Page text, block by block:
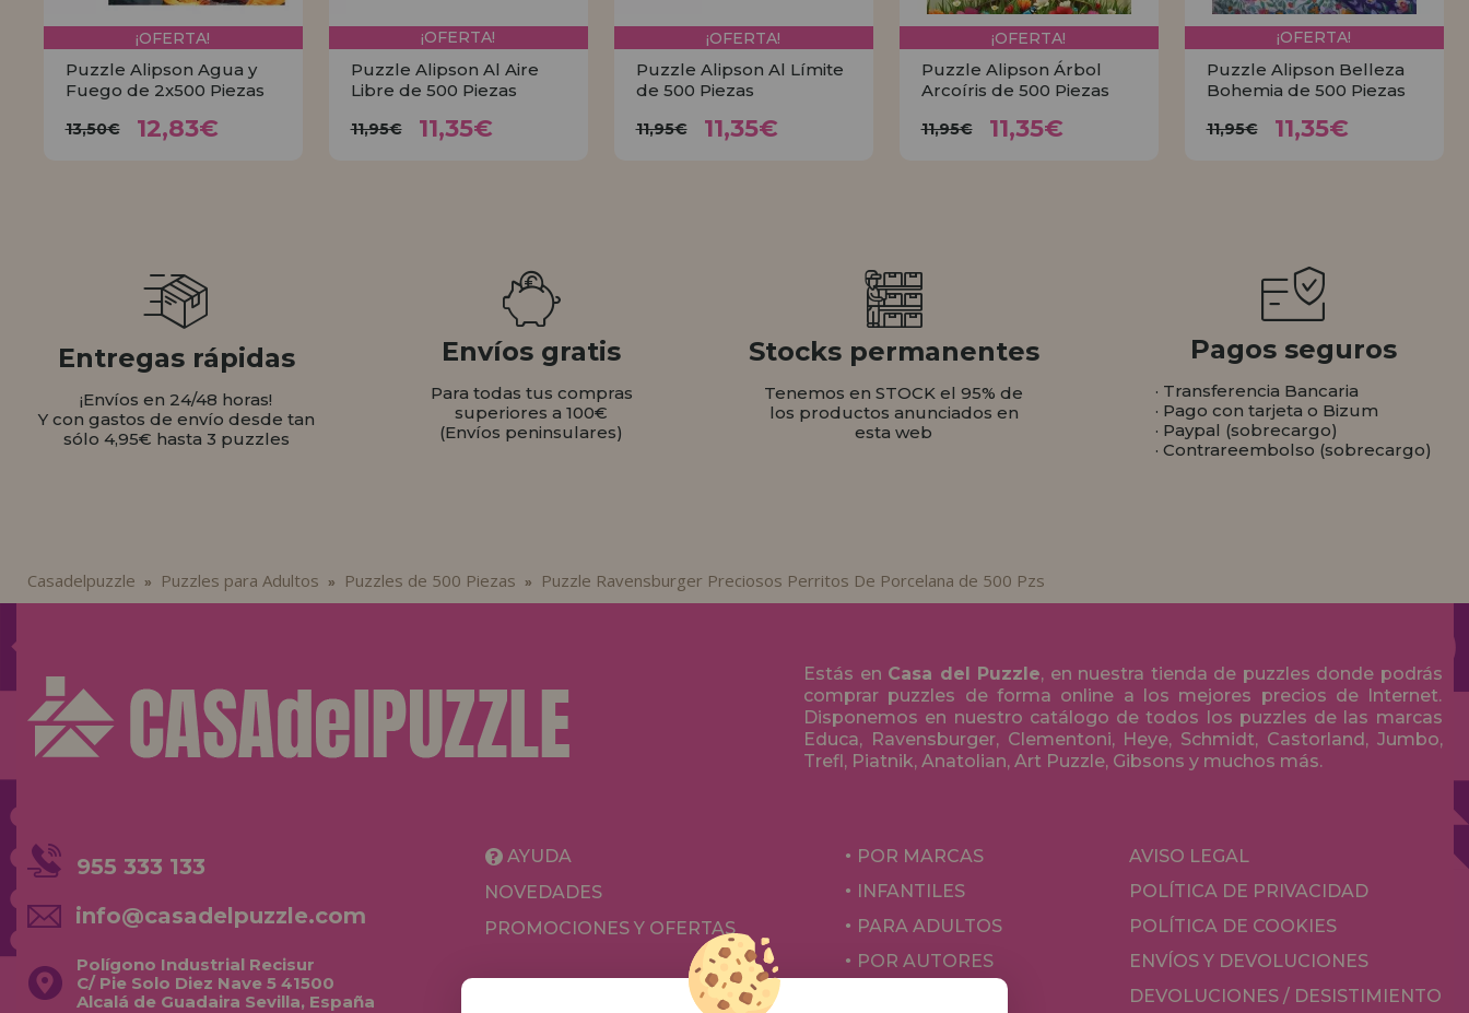
¡OFERTA!
Puzzle Alipson Agua y
Fuego de 2x500 Piezas
13,50€ 12,83€
¡OFERTA!
Puzzle Alipson Al Aire
Libre de 500 Piezas
11,95€ 11,35€
¡OFERTA!
Puzzle Alipson Al Límite
de 500 Piezas
11,95€ 11,35€
¡OFERTA!
Puzzle Alipson Árbol
Arcoíris de 500 Piezas
11,95€ 11,35€
¡OFERTA!
Puzzle Alipson Belleza
Bohemia de 500 Piezas
11,95€ 11,35€
Entregas rápidas
¡Envíos en 24/48 horas!
Y con gastos de envío desde tan
sólo 4,95€ hasta 3 puzzles
Envíos gratis
Para todas tus compras
superiores a 100€
(Envíos peninsulares)
Stocks permanentes
Tenemos en STOCK el 95% de
los productos anunciados en
esta web
Pagos seguros
· Transferencia Bancaria
· Pago con tarjeta o Bizum
· Paypal (sobrecargo)
· Contrareembolso (sobrecargo)
Casadelpuzzle » Puzzles para Adultos » Puzzles de 500 Piezas » Puzzle Ravensburger Preciosos Perritos De Porcelana de 500 Pzs
Estás en Casa del Puzzle, en nuestra tienda de puzzles donde podrás
comprar puzzles de forma online a los mejores precios de Internet.
Disponemos en nuestro catálogo de todos los puzzles de las marcas
Educa, Ravensburger, Clementoni, Heye, Schmidt, Castorland, Jumbo,
Trefl, Piatnik, Anatolian, Art Puzzle, Gibsons y muchos más.
955 333 133
info@casadelpuzzle.com
Polígono Industrial Recisur
C/ Pie Solo Diez Nave 5 41500
Alcalá de Guadaira Sevilla, España
AYUDA
NOVEDADES
PROMOCIONES Y OFERTAS
POR MARCAS
INFANTILES
PARA ADULTOS
POR AUTORES
AVISO LEGAL
POLÍTICA DE PRIVACIDAD
POLÍTICA DE COOKIES
ENVÍOS Y DEVOLUCIONES
DEVOLUCIONES / DESISTIMIENTO